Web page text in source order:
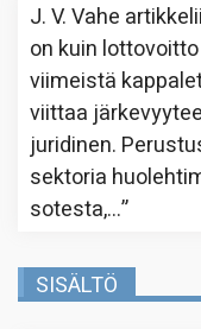
J. V. Vahe
on kuin
viimeistä
viittaa
juridinen.
sektoria
sotesta,…”
SISÄLTÖ